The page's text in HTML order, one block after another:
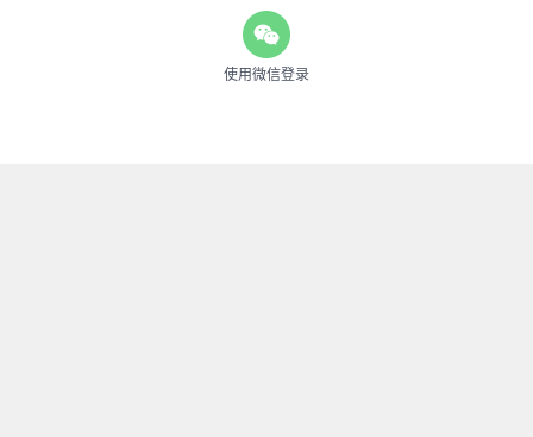
使用微信登录